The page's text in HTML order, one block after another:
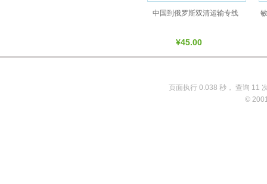
中国到俄罗斯双清运输专线
¥45.00
页面执行 0.038 秒， 查询 11
©